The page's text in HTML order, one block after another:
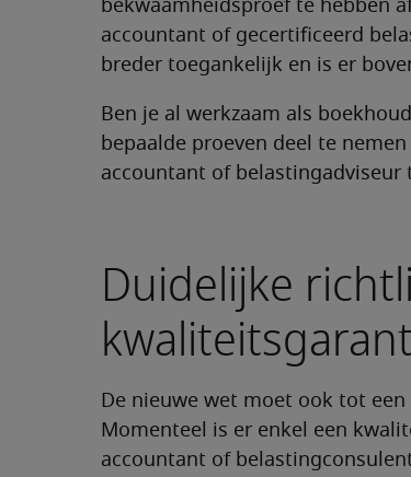
bekwaamheidsproef te hebben
accountant of gecertificeerd
breder toegankelijk en is er
Ben je al werkzaam als
bepaalde proeven deel te
accountant of belastingadviseur
Duidelijke
De nieuwe wet moet ook tot
Momenteel is er enkel een
accountant of